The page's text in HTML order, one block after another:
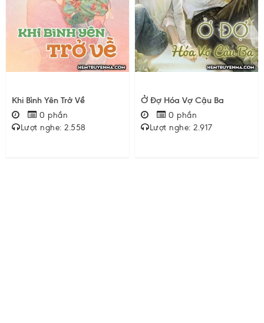
Khi Bình Yên Trở Về
0 phần
Lượt nghe: 2.558
Ở Đợ Hóa Vợ Cậu Ba
0 phần
Lượt nghe: 2.917